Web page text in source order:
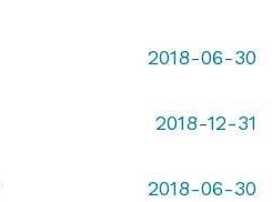
2018-06-30
2018-12-31
2018-06-30